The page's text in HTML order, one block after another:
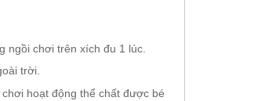
ngồi chơi trên xích đu 1 lúc.
trời.
hoạt động thể chất được bé